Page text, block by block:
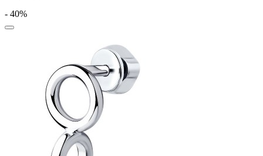
череп и кости
ящерки
- 40%